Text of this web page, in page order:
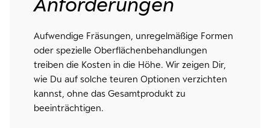
Aufwendige Fräsungen, unregelmäßige Formen
oder spezielle Oberflächenbehandlungen
treiben die Kosten in die Höhe. Wir zeigen Dir,
wie Du auf solche teuren Optionen verzichten
kannst, ohne das Gesamtprodukt zu
beeinträchtigen.